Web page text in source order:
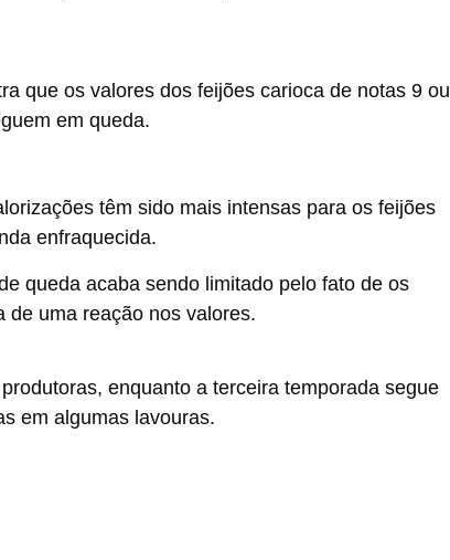
que os valores dos feijões carioca de notas 9 ou
em queda.
têm sido mais intensas para os feijões
enfraquecida.
queda acaba sendo limitado pelo fato de os
de uma reação nos valores.
enquanto a terceira temporada segue
em algumas lavouras.